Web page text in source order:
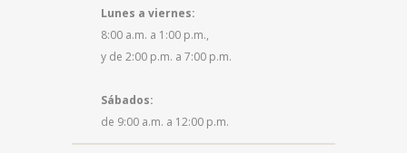
Lunes a viernes:
8:00 a.m. a 1:00 p.m.,
y de 2:00 p.m. a 7:00 p.m.
Sábados:
de 9:00 a.m. a 12:00 p.m.